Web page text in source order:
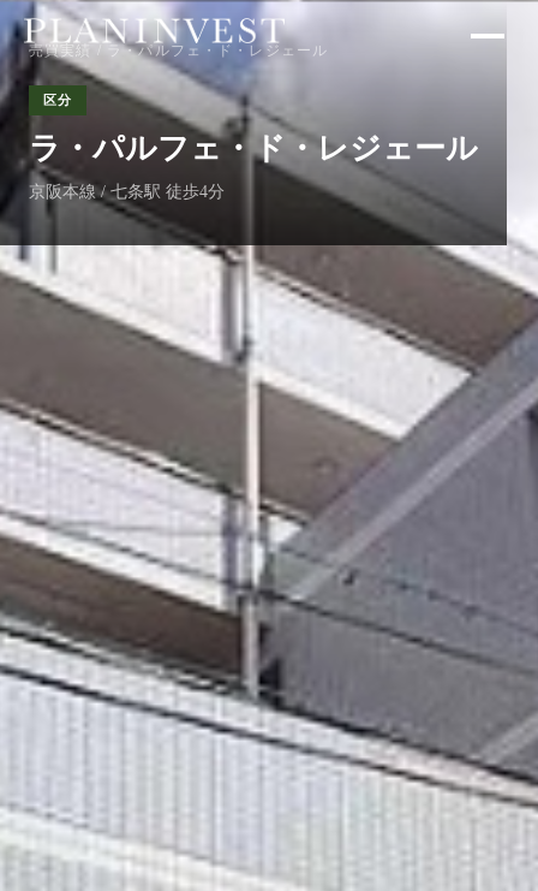
売買実績 / ラ・パルフェ・ド・レジェール
区分
ラ・パルフェ・ド・レジェール
京阪本線 / 七条駅 徒歩4分